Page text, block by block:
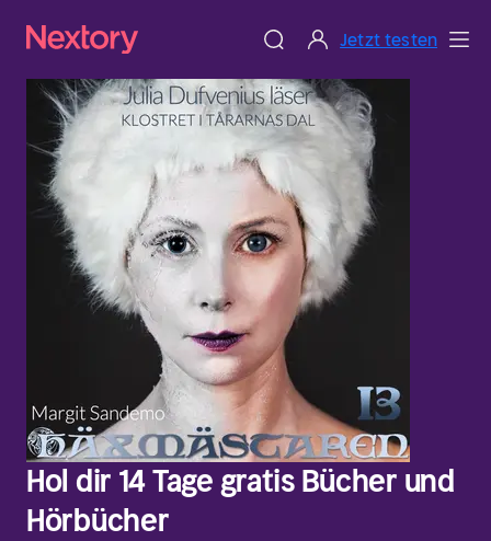
Jetzt testen
Hol dir 14 Tage gratis Bücher und
Hörbücher